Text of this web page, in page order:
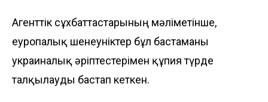
Агенттік сұхбаттастарының мәліметінше,
еуропалық шенеуніктер бұл бастаманы
украиналық әріптестерімен құпия түрде
талқылауды бастап кеткен.